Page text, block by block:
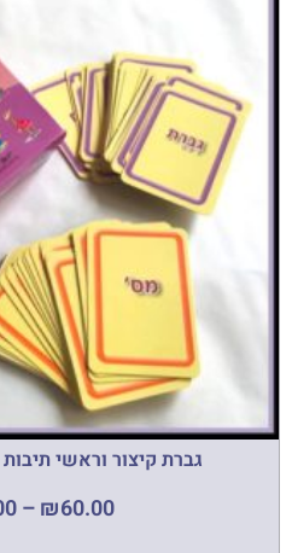
גברת קיצור וראשי
₪60.00
–